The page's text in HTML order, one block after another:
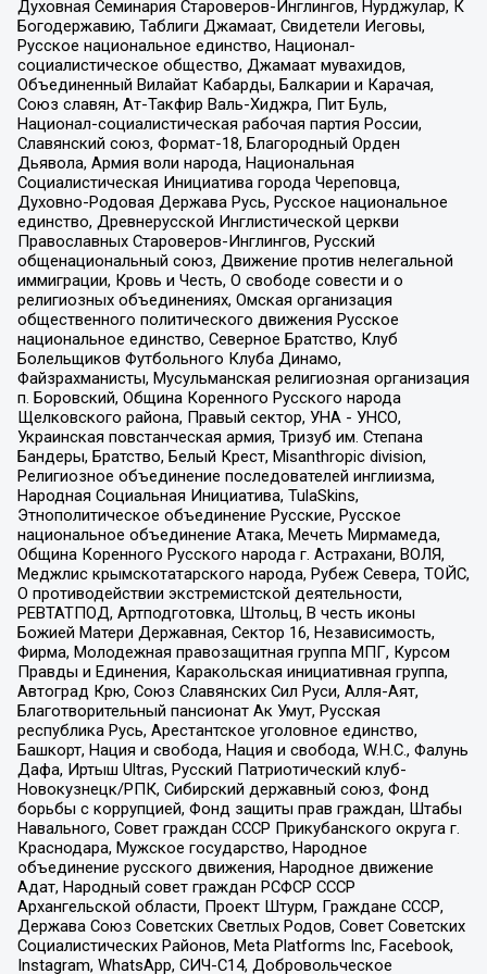
Духовная Семинария Староверов-Инглингов, Нурджулар, К
Богодержавию, Таблиги Джамаат, Свидетели Иеговы,
Русское национальное единство, Национал-
социалистическое общество, Джамаат мувахидов,
Объединенный Вилайат Кабарды, Балкарии и Карачая,
Союз славян, Ат-Такфир Валь-Хиджра, Пит Буль,
Национал-социалистическая рабочая партия России,
Славянский союз, Формат-18, Благородный Орден
Дьявола, Армия воли народа, Национальная
Социалистическая Инициатива города Череповца,
Духовно-Родовая Держава Русь, Русское национальное
единство, Древнерусской Инглистической церкви
Православных Староверов-Инглингов, Русский
общенациональный союз, Движение против нелегальной
иммиграции, Кровь и Честь, О свободе совести и о
религиозных объединениях, Омская организация
общественного политического движения Русское
национальное единство, Северное Братство, Клуб
Болельщиков Футбольного Клуба Динамо,
Файзрахманисты, Мусульманская религиозная организация
п. Боровский, Община Коренного Русского народа
Щелковского района, Правый сектор, УНА - УНСО,
Украинская повстанческая армия, Тризуб им. Степана
Бандеры, Братство, Белый Крест, Misanthropic division,
Религиозное объединение последователей инглиизма,
Народная Социальная Инициатива, TulaSkins,
Этнополитическое объединение Русские, Русское
национальное объединение Атака, Мечеть Мирмамеда,
Община Коренного Русского народа г. Астрахани, ВОЛЯ,
Меджлис крымскотатарского народа, Рубеж Севера, ТОЙС,
О противодействии экстремистской деятельности,
РЕВТАТПОД, Артподготовка, Штольц, В честь иконы
Божией Матери Державная, Сектор 16, Независимость,
Фирма, Молодежная правозащитная группа МПГ, Курсом
Правды и Единения, Каракольская инициативная группа,
Автоград Крю, Союз Славянских Сил Руси, Алля-Аят,
Благотворительный пансионат Ак Умут, Русская
республика Русь, Арестантское уголовное единство,
Башкорт, Нация и свобода, Нация и свобода, W.H.С., Фалунь
Дафа, Иртыш Ultras, Русский Патриотический клуб-
Новокузнецк/РПК, Сибирский державный союз, Фонд
борьбы с коррупцией, Фонд защиты прав граждан, Штабы
Навального, Совет граждан СССР Прикубанского округа г.
Краснодара, Мужское государство, Народное
объединение русского движения, Народное движение
Адат, Народный совет граждан РСФСР СССР
Архангельской области, Проект Штурм, Граждане СССР,
Держава Союз Советских Светлых Родов, Совет Советских
Социалистических Районов, Meta Platforms Inc, Facebook,
Instagram, WhatsApp, СИЧ-С14, Добровольческое